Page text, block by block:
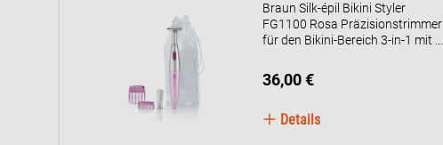
Braun Silk-épil Bikini Styler
FG1100 Rosa Präzisionstrimmer
für den Bikini-Bereich 3-in-1 mit 4
36,00 €
Details